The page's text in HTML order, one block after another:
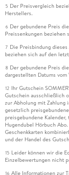
5 Der Preisvergleich
Herstellers.
6 Der gebundene Preis
Preissenkungen beziehen
7 Die Preisbindung
beziehen sich auf den
8 Der gebundene Preis
dargestellten Datums vom
12 Ihr Gutschein
Gutschein ausschließlich
zur Abholung mit
gesetzlich
preisgebundene
Hugendubel Hörbuch
Geschenkkarten
und der Handel des
15 Leider können wir die
Einzelbewertungen nicht
16 Alle Informationen zur